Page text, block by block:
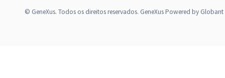
© GeneXus. Todos os direitos reservados. GeneXus Powered by Globant